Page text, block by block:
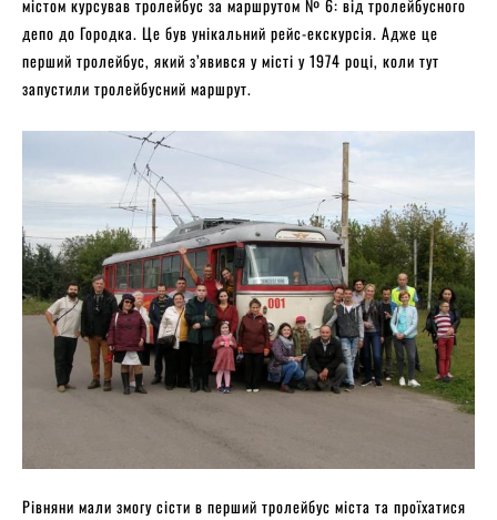
містом курсував тролейбус за маршрутом № 6: від тролейбусного
депо до Городка. Це був унікальний рейс-екскурсія. Адже це
перший тролейбус, який з’явився у місті у 1974 році, коли тут
запустили тролейбусний маршрут.
Рівняни мали змогу сісти в перший тролейбус міста та проїхатися